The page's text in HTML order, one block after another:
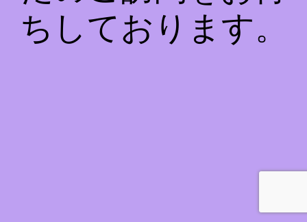
ちしております。